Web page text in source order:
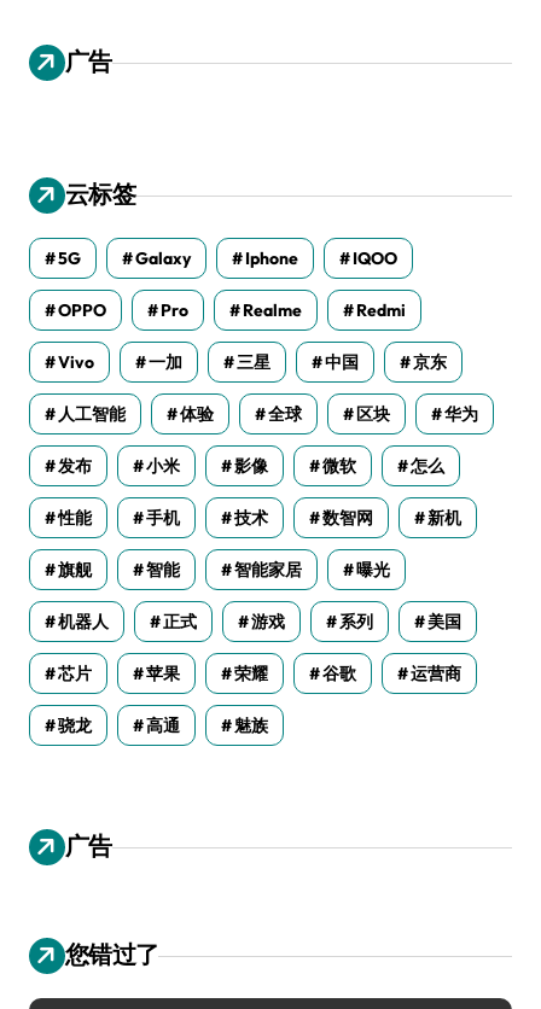
广告
云标签
5G Galaxy Iphone IQOO
OPPO Pro Realme Redmi
Vivo 一加 三星 中国 京东
人工智能 体验 全球 区块 华为
发布 小米 影像 微软 怎么
性能 手机 技术 数智网 新机
旗舰 智能 智能家居 曝光
机器人 正式 游戏 系列 美国
芯片 苹果 荣耀 谷歌 运营商
骁龙 高通 魅族
广告
您错过了